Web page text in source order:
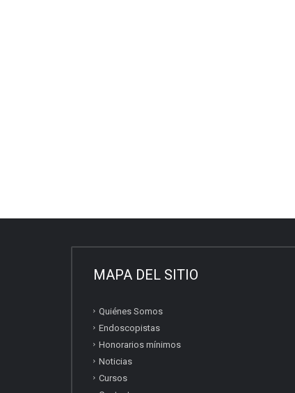
MAPA DEL SITIO
Quiénes Somos
Endoscopistas
Honorarios mínimos
Noticias
Cursos